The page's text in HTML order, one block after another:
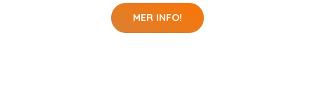
MER INFO!